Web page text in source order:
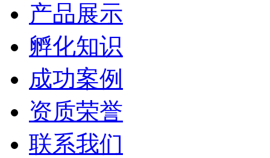
产品展示
孵化知识
成功案例
资质荣誉
联系我们